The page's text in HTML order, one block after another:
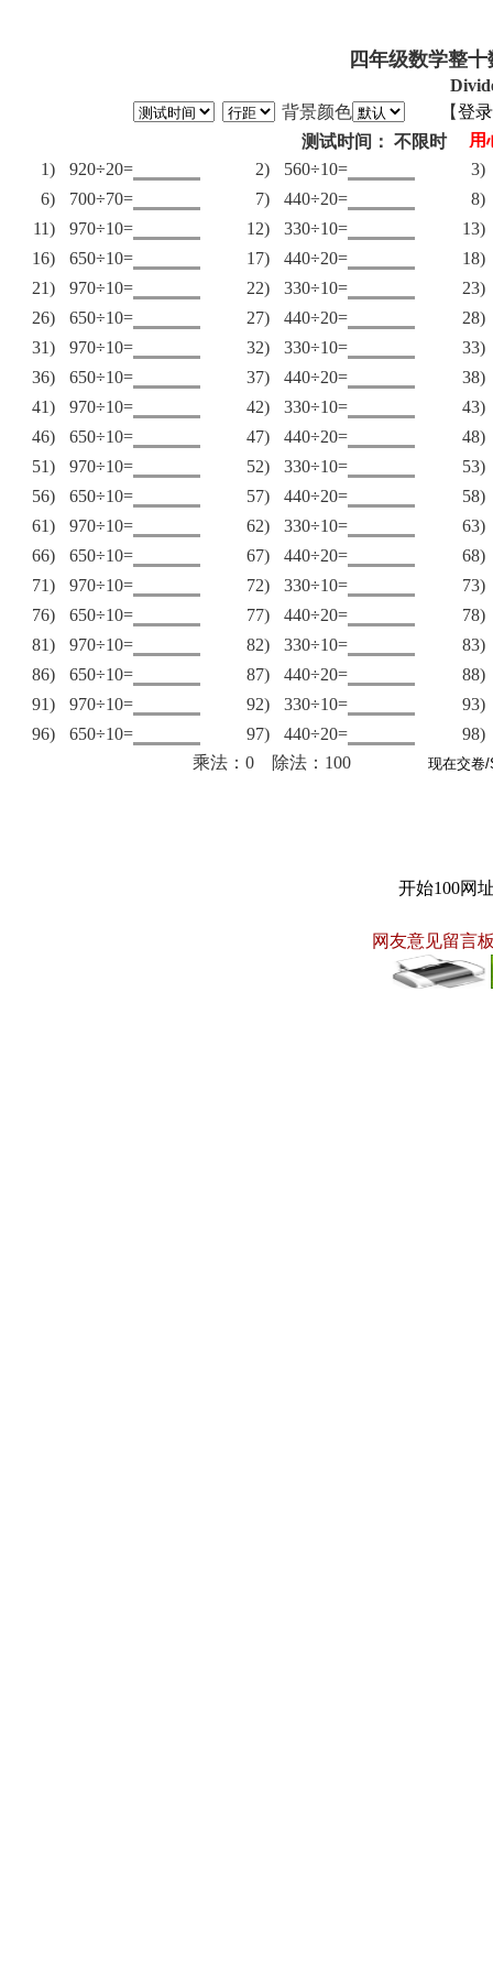
四年级数学整
背景颜色
【登录
测试时间： 不限时
1)
920÷20= 2) 560÷10=
3)
6)
700÷70= 7) 440÷20=
8)
11)
970÷10= 12) 330÷10=
13)
16)
650÷10= 17) 440÷20=
18)
21)
970÷10= 22) 330÷10=
23)
26)
650÷10= 27) 440÷20=
28)
31)
970÷10= 32) 330÷10=
33)
36)
650÷10= 37) 440÷20=
38)
41)
970÷10= 42) 330÷10=
43)
46)
650÷10= 47) 440÷20=
48)
51)
970÷10= 52) 330÷10=
53)
56)
650÷10= 57) 440÷20=
58)
61)
970÷10= 62) 330÷10=
63)
66)
650÷10= 67) 440÷20=
68)
71)
970÷10= 72) 330÷10=
73)
76)
650÷10= 77) 440÷20=
78)
81)
970÷10= 82) 330÷10=
83)
86)
650÷10= 87) 440÷20=
88)
91)
970÷10= 92) 330÷10=
93)
96)
650÷10= 97) 440÷20=
98)
乘法：0 除法：100
开始100网
网友意见留言